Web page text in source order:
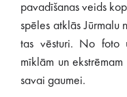
pavadīšanas veids
spēles atklās Jūrmalu
tas vēsturi. No foto
mīklām un
savai gaumei.